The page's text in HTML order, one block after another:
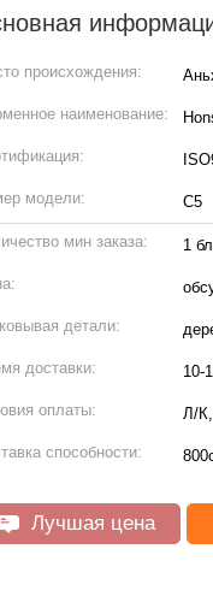
происхождения:
наименование:
модели: С5
мин заказа: 1
детали:
доставки: 10-
оплаты: Л/
способности:
Лучшая цена